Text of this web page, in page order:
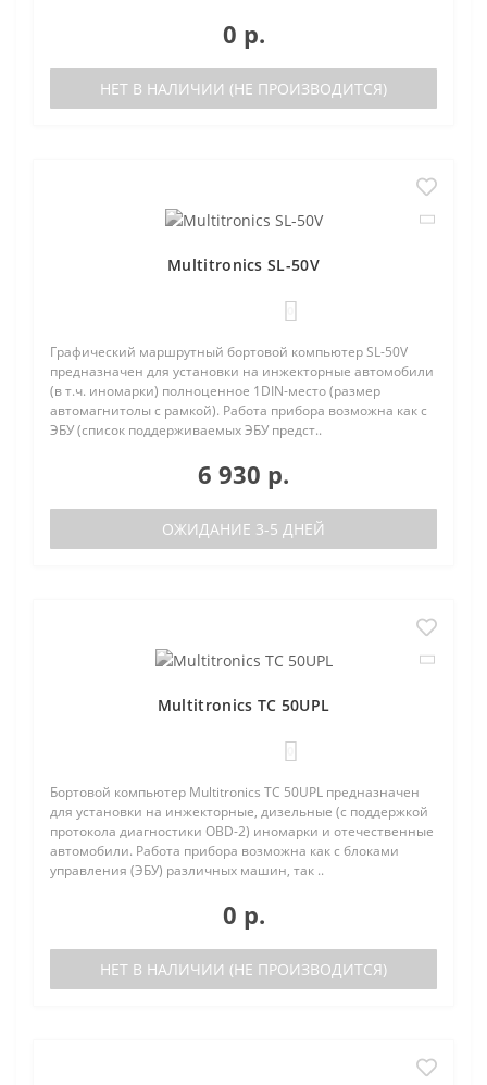
0 р.
НЕТ В НАЛИЧИИ (НЕ ПРОИЗВОДИТСЯ)
Multitronics SL-50V
Графический маршрутный бортовой компьютер SL-50V
предназначен для установки на инжекторные автомобили
(в т.ч. иномарки) полноценное 1DIN-место (размер
автомагнитолы с рамкой). Работа прибора возможна как с
ЭБУ (список поддерживаемых ЭБУ предст..
6 930 р.
ОЖИДАНИЕ 3-5 ДНЕЙ
Multitronics TC 50UPL
Бортовой компьютер Multitronics TC 50UPL предназначен
для установки на инжекторные, дизельные (с поддержкой
протокола диагностики OBD-2) иномарки и отечественные
автомобили. Работа прибора возможна как с блоками
управления (ЭБУ) различных машин, так ..
0 р.
НЕТ В НАЛИЧИИ (НЕ ПРОИЗВОДИТСЯ)